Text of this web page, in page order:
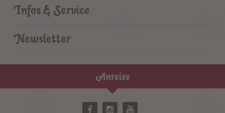
Infos & Service
Newsletter
Anreise